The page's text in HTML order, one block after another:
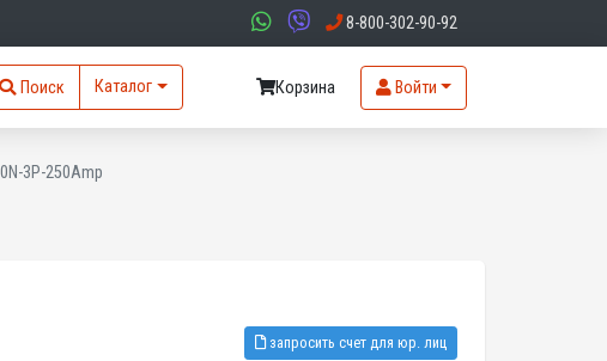
8-800-302-90-92
Поиск Каталог Корзина Войти
3P-250Amp
запросить счет для юр. лиц